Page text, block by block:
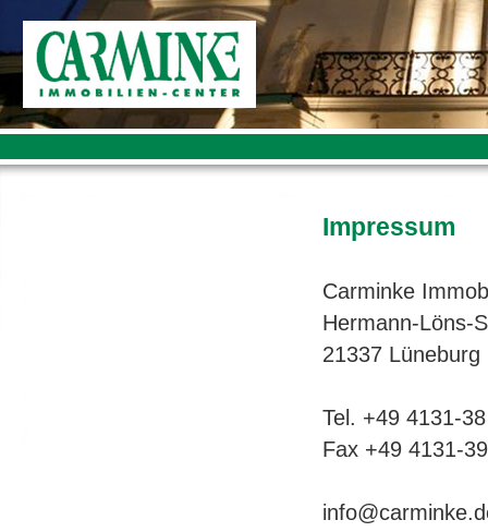
Impressum
Carminke
Hermann-Löns-
21337 Lüneburg
Tel. +49 4131-
Fax +49 4131-